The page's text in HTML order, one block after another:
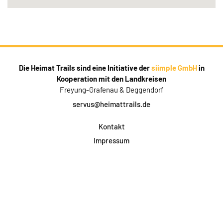
Die Heimat Trails sind eine Initiative dersiimple GmbHin
Kooperation mit den Landkreisen
Freyung-Grafenau & Deggendorf
servus@heimattrails.de
Kontakt
Impressum